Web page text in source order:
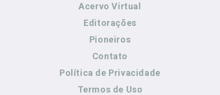
Acervo Virtual
Editorações
Pioneiros
Contato
Política de Privacidade
Termos de Uso